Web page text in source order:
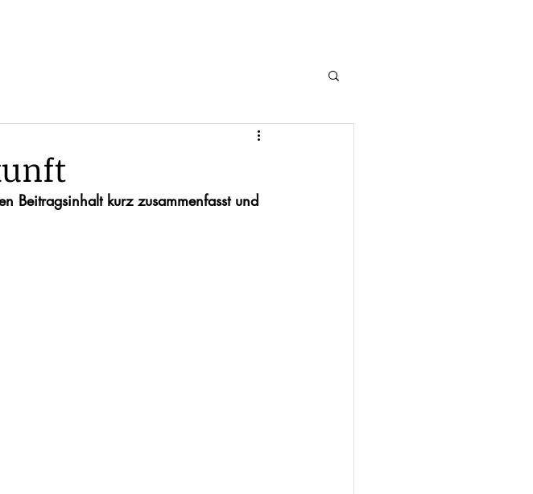
Beitragsinhalt kurz zusammenfasst und